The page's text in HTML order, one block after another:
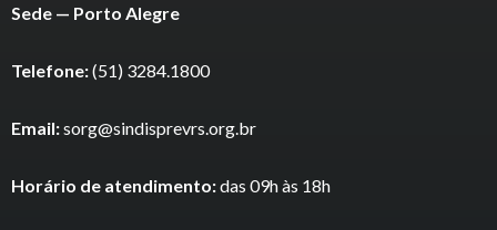
Sede — Porto Alegre
Telefone:(51) 3284.1800
Email:sorg@sindisprevrs.org.br
Horário de atendimento:das 09h às 18h